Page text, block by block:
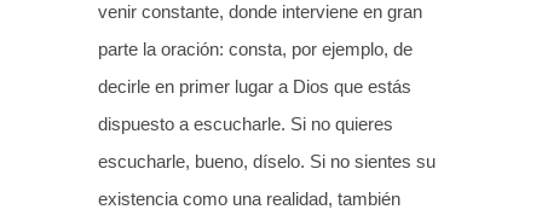
venir constante, donde interviene en gran
parte la oración: consta, por ejemplo, de
decirle en primer lugar a Dios que estás
dispuesto a escucharle. Si no quieres
escucharle, bueno, díselo. Si no sientes su
existencia como una realidad, también